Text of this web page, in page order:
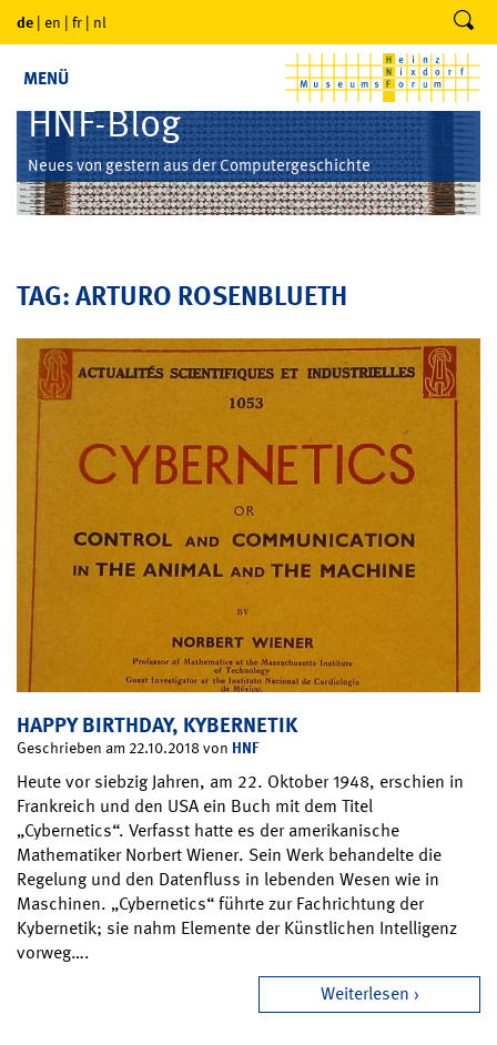
de | en | fr | nl
MENÜ
HNF-Blog
Neues von gestern aus der Computergeschichte
TAG: ARTURO ROSENBLUETH
HAPPY BIRTHDAY, KYBERNETIK
Geschrieben am 22.10.2018 von HNF
Heute vor siebzig Jahren, am 22. Oktober 1948, erschien in
Frankreich und den USA ein Buch mit dem Titel
„Cybernetics“. Verfasst hatte es der amerikanische
Mathematiker Norbert Wiener. Sein Werk behandelte die
Regelung und den Datenfluss in lebenden Wesen wie in
Maschinen. „Cybernetics“ führte zur Fachrichtung der
Kybernetik; sie nahm Elemente der Künstlichen Intelligenz
vorweg….
Weiterlesen